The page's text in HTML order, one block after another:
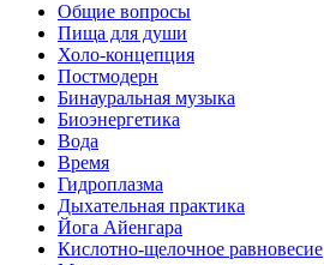
Общие вопросы
Пища для души
Холо-концепция
Постмодерн
Бинауральная музыка
Биоэнергетика
Вода
Время
Гидроплазма
Дыхательная практика
Йога Айенгара
Кислотно-щелочное равновесие